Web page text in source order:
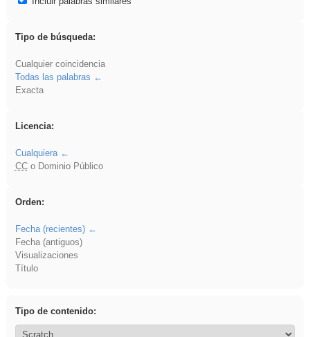
Tipo de búsqueda:
Cualquier coincidencia
Todas las palabras
Exacta
Licencia:
Cualquiera
CCo Dominio Público
Orden:
Fecha (recientes)
Fecha (antiguos)
Visualizaciones
Título
Tipo de contenido: